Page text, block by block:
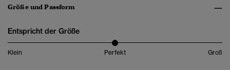
Größe und Passform
Entspricht der Größe
Klein Perfekt Groß